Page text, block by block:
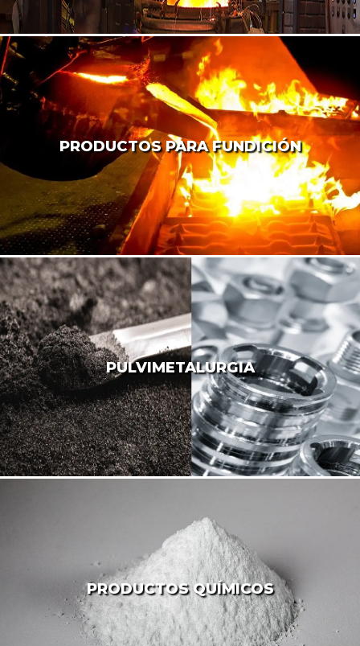
PRODUCTOS PARA FUNDICIÓN
PULVIMETALURGIA
PRODUCTOS QUÍMICOS